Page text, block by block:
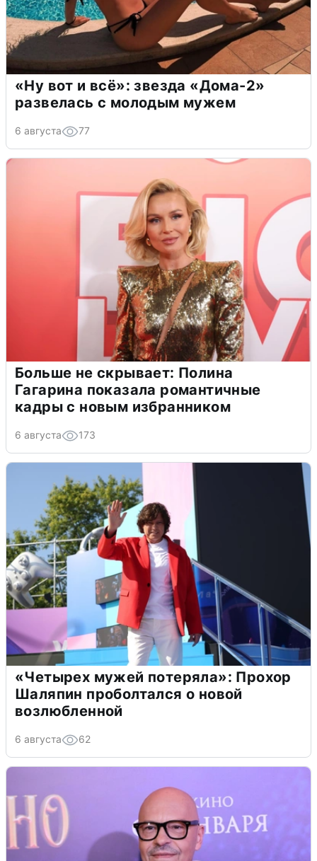
«Ну вот и всё»: звезда «Дома-2»
развелась с молодым мужем
6 августа 77
Больше не скрывает: Полина
Гагарина показала романтичные
кадры с новым избранником
6 августа 173
«Четырех мужей потеряла»: Прохор
Шаляпин проболтался о новой
возлюбленной
6 августа 62